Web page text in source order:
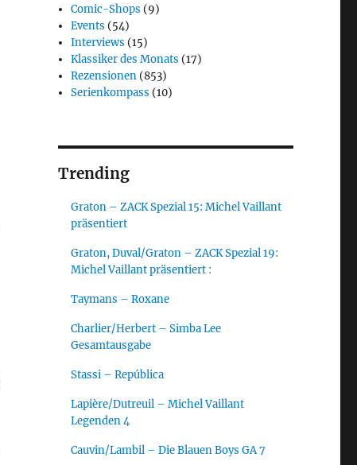
Comic-Shops (9)
Events (54)
Interviews (15)
Klassiker des Monats (17)
Rezensionen (853)
Serienkompass (10)
Trending
Graton – ZACK Spezial 15: Michel Vaillant
präsentiert
Graton, Duval/Graton – ZACK Spezial 19:
Michel Vaillant präsentiert :
Taymans – Roxane
Charlier/Herbert – Simba Lee
Gesamtausgabe
Stassi – República
Lapière/Dutreuil – Michel Vaillant
Legenden 4
Cauvin/Lambil – Die Blauen Boys GA 7